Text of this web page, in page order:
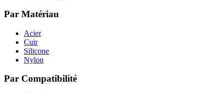
Par Matériau
Acier
Cuir
Silicone
Nylon
Par Compatibilité